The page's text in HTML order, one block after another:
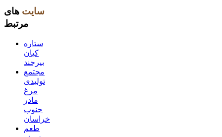
سایت های
مرتبط
ستاره
کیان
بیرجند
مجتمع
تولیدی
مرغ
مادر
جنوب
خراسان
طعم